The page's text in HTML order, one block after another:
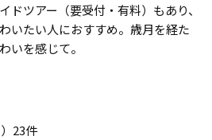
ドツアー（要受付・有料）もあり、
いたい人におすすめ。歳月を経た
いを感じて。
23件